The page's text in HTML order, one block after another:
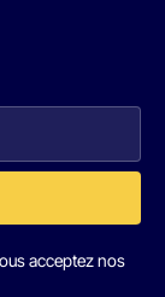
acceptez nos